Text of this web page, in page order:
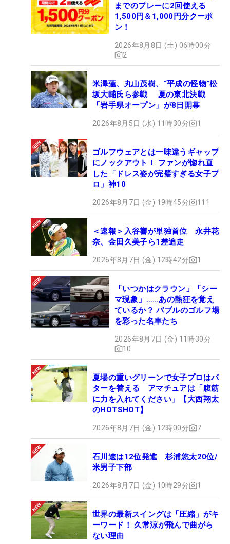
までのプレーに2回使える
1,500円＆1,000円分クーポ
ン！
2026年8月8日 (土) 06時00分
2
米澤蓮、丸山茂樹、“平成の怪物”松
坂大輔氏ら参戦 夏の東北決戦
「岩手県オープン」が8日開幕
2026年8月5日 (水) 11時30分 1
ゴルフウェアとは一味違うギャップ
にノックアウト！ ファンが惚れ直
した「ドレス姿が完璧すぎる女子プ
ロ」神10
2026年8月7日 (金) 19時45分 111
＜速報＞入谷響が単独首位 永井花
奈、金田久美子ら1差追走
2026年8月7日 (金) 12時42分 1
「いつかはクラウン」「シー
マ現象」……あの熱狂を覚え
ているか？ バブルのゴルフ場
を彩った名車たち
2026年8月7日 (金) 11時30分
10
夏場の重いグリーンで女子プロはパ
ターを替える アマチュアは「腹筋
に力を入れてください」【大西翔太
のHOTSHOT】
2026年8月7日 (金) 12時00分 7
石川遼は12位発進 杉浦悠太20位/
米男子下部
2026年8月7日 (金) 10時29分 1
世界の最新スイングは「圧縮」がキ
ーワード！ 久常涼が飛んで曲がら
ない理由